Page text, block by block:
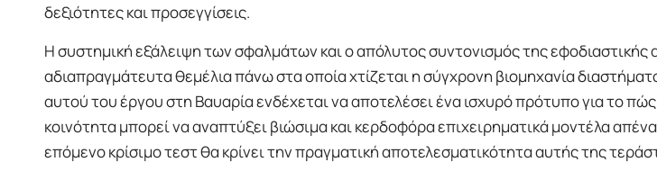
δεξιότητες και προσεγγίσεις.
Η συστημική εξάλειψη των σφαλμάτων και ο απόλυτος συντονισμός της εφοδιαστικής
αδιαπραγμάτευτα θεμέλια πάνω στα οποία χτίζεται η σύγχρονη βιομηχανία
αυτού του έργου στη Βαυαρία ενδέχεται να αποτελέσει ένα ισχυρό πρότυπο για το
κοινότητα μπορεί να αναπτύξει βιώσιμα και κερδοφόρα επιχειρηματικά μοντέλα
επόμενο κρίσιμο τεστ θα κρίνει την πραγματική αποτελεσματικότητα αυτής της